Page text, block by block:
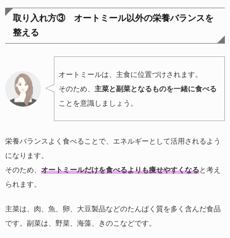
取り入れ方③ オートミール以外の栄養バランスを
整える
オートミールは、主食に位置づけされます。
そのため、 主菜と副菜となるものを一緒に食べる
ことを意識しましょう。
栄養バランスよく食べることで、エネルギーとして活用されるよう
になります。
そのため、 オートミールだけを食べるよりも痩せやすくなると考え
られます。
主菜は、肉、魚、卵、大豆製品などのたんぱく質を多く含んだ食品
です。副菜は、野菜、海藻、きのこなどです。